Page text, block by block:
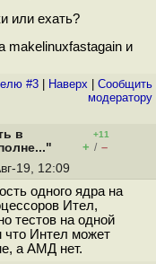
или ехать?
makelinuxfastagain и
#3 Наверх
Cообщить
модератору
в
+11
+ / –
19, 12:09
одного ядра на
Ител,
тестов на одной
что Интел может
а АМД нет.